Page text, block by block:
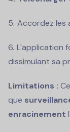
Accordez les
L'application
dissimulant sa
Limitations :
que
enracinement